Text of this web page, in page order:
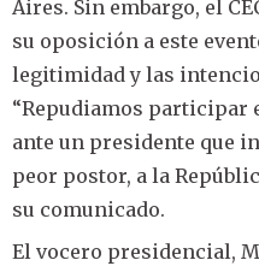
Aires. Sin embargo, el
su oposición a este
legitimidad y las
“Repudiamos participar
ante un presidente que
peor postor, a la
su comunicado.
El vocero presidencial,